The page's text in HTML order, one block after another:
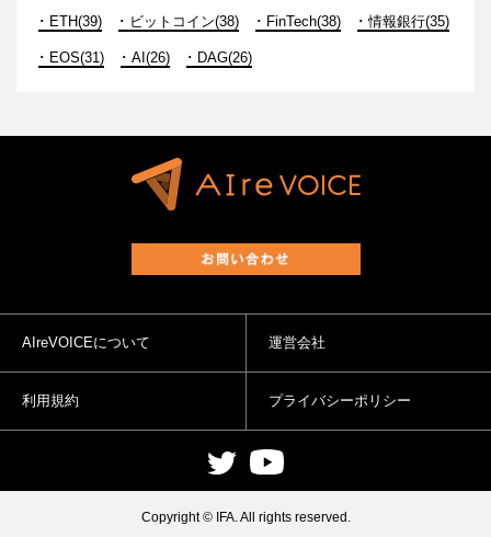
ETH(39) ビットコイン(38) FinTech(38) 情報銀行(35)
EOS(31) AI(26) DAG(26)
AIreVOICEについて 運営会社
利用規約 プライバシーポリシー
Copyright © IFA. All rights reserved.